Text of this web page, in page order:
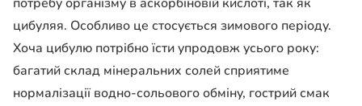
цибуляя. Особливо це стосується зимового періоду.
Хоча цибулю потрібно їсти упродовж усього року:
багатий склад мінеральних солей сприятиме
нормалізації водно-сольового обміну, гострий смак